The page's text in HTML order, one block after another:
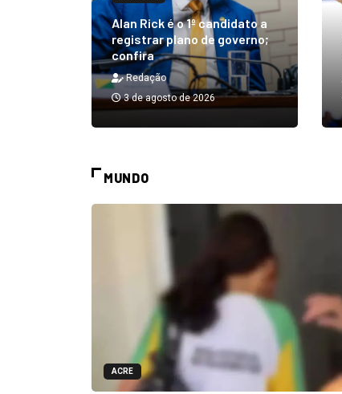
Alan Rick é o 1º candidato a
registrar plano de governo;
confira
Redação
3 de agosto de 2026
MUNDO
ACRE